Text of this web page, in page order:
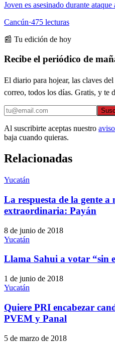
Joven es asesinado durante
Cancún·475 lecturas
📰 Tu edición de hoy
Recibe el periódico de
El diario para hojear, las claves
correo, todos los días. Gratis, y te
Al suscribirte aceptas nuestro
baja cuando quieras.
Relacionadas
Yucatán
La respuesta de la gente
extraordinaria: Payán
8 de junio de 2018
Yucatán
Llama Sahui a votar “sin
1 de junio de 2018
Yucatán
Quiere PRI encabezar
PVEM y Panal
5 de marzo de 2018